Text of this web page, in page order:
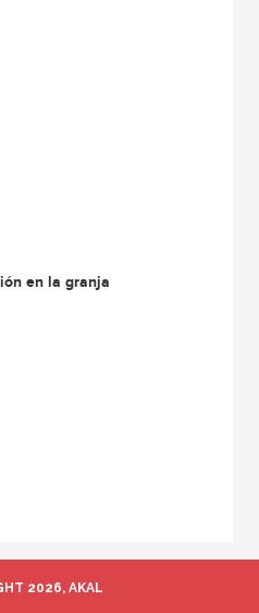
en la granja
2026, AKAL